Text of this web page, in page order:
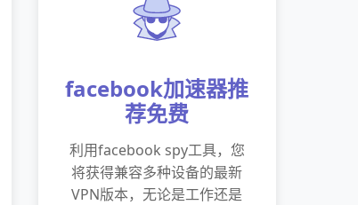
facebook加速器推
荐免费
利用facebook spy工具，您
将获得兼容多种设备的最新
VPN版本，无论是工作还是